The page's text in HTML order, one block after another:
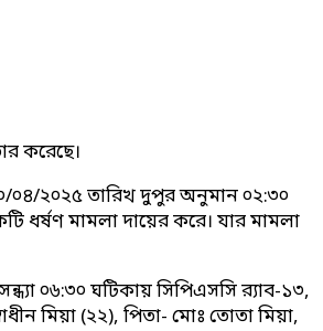
করেছে।
০৪/২০২৫ তারিখ দুপুর অনুমান ০২:৩০
ধর্ষণ মামলা দায়ের করে। যার মামলা
০৬:৩০ ঘটিকায় সিপিএসসি র‍্যাব-১৩,
মিয়া (২২), পিতা- মোঃ তোতা মিয়া,